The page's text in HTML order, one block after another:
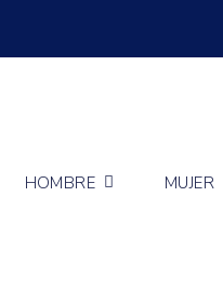
HOMBRE MUJER